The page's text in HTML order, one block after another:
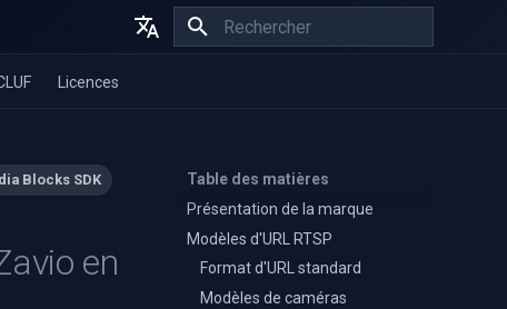
English
Licences
Table des matières
Présentation de la marque
Modèles d'URL RTSP
Format d'URL standard
Modèles de caméras
Blocks SDK
en